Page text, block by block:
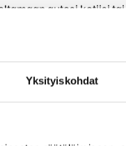
Yksityiskohdat
autosi kotiisi
vahinko tai vaurio.